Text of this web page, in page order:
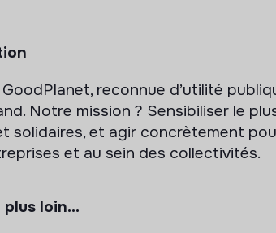
reconnue d’utilité
Notre mission ? Sensibiliser le
solidaires, et agir concrètement
et au sein des collectivités.
loin...